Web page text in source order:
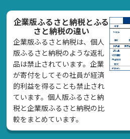
企業版ふるさと納税とふる
さと納税の違い
企業版ふるさと納税は、個人
版ふるさと納税のような返礼
品は禁止されています。企業
が寄付をしてその社員が経済
的利益を得ることも禁止され
ています。個人版ふるさと納
税と企業版ふるさと納税の比
較をまとめています。